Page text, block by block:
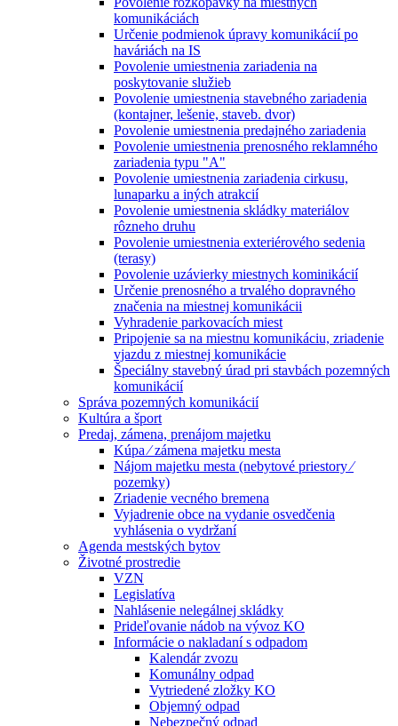
komunikáciách
Určenie podmienok úpravy komunikácií po
haváriách na IS
Povolenie umiestnenia zariadenia na
poskytovanie služieb
Povolenie umiestnenia stavebného zariadenia
(kontajner, lešenie, staveb. dvor)
Povolenie umiestnenia predajného zariadenia
Povolenie umiestnenia prenosného reklamného
zariadenia typu "A"
Povolenie umiestnenia zariadenia cirkusu,
lunaparku a iných atrakcií
Povolenie umiestnenia skládky materiálov
rôzneho druhu
Povolenie umiestnenia exteriérového sedenia
(terasy)
Povolenie uzávierky miestnych kominikácií
Určenie prenosného a trvalého dopravného
značenia na miestnej komunikácii
Vyhradenie parkovacích miest
Pripojenie sa na miestnu komunikáciu, zriadenie
vjazdu z miestnej komunikácie
Špeciálny stavebný úrad pri stavbách pozemných
komunikácií
Správa pozemných komunikácií
Kultúra a šport
Predaj, zámena, prenájom majetku
Kúpa ⁄ zámena majetku mesta
Nájom majetku mesta (nebytové priestory ⁄
pozemky)
Zriadenie vecného bremena
Vyjadrenie obce na vydanie osvedčenia
vyhlásenia o vydržaní
Agenda mestských bytov
Životné prostredie
VZN
Legislatíva
Nahlásenie nelegálnej skládky
Prideľovanie nádob na vývoz KO
Informácie o nakladaní s odpadom
Kalendár zvozu
Komunálny odpad
Vytriedené zložky KO
Objemný odpad
Nebezpečný odpad